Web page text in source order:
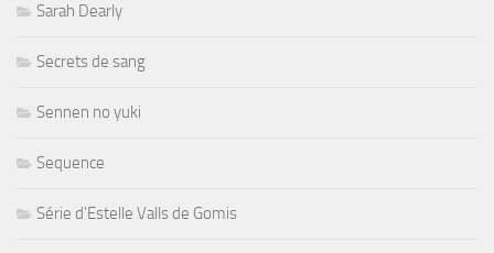
Sarah Dearly
Secrets de sang
Sennen no yuki
Sequence
Série d'Estelle Valls de Gomis